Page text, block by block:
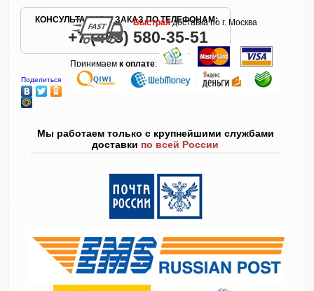
КОНСУЛЬТАЦИЯ И ЗАКАЗ ПО ТЕЛЕФОНАМ:
+7 (495) 580-35-51
Поделиться
Быстраядоставка по г. Москва
Принимаемк оплате:
Мы работаем только с крупнейшими службами
доставки по всей России